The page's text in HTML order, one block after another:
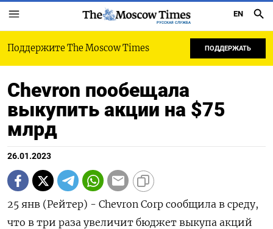
РУССКАЯ СЛУЖБА
EN
Поддержите The Moscow Times ПОДДЕРЖАТЬ
Chevron пообещала
выкупить акции на $75
млрд
26.01.2023
25 янв (Рейтер) - Chevron Corp сообщила в среду,
что в три раза увеличит бюджет выкупа акций